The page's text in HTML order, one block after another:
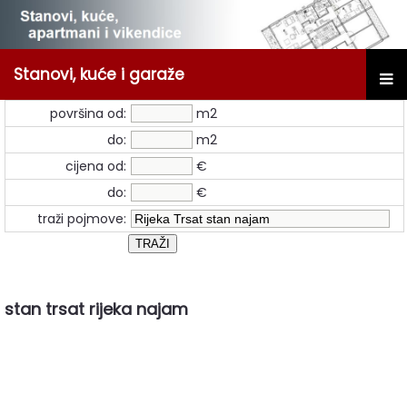
Stanovi, kuće i garaže
površina od:
m2
do:
m2
cijena od:
€
do:
€
traži pojmove:
stan trsat rijeka najam